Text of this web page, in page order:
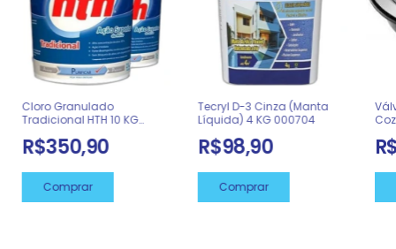
Cloro Granulado
Tradicional HTH 10 KG
99.200B 217552
R$350,90
Tecryl D-3 Cinza (Manta
Líquida) 4 KG 000704
R$98,90
Comprar